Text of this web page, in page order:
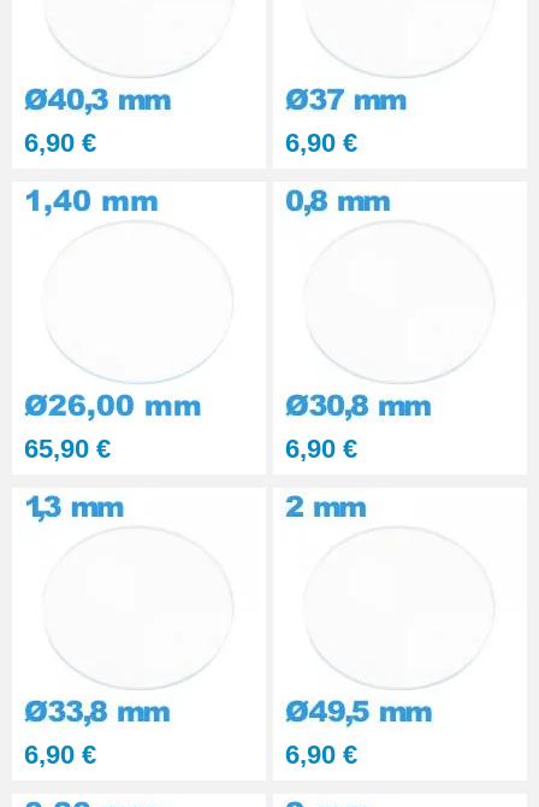
6,90 € 6,90 €
65,90 € 6,90 €
6,90 € 6,90 €